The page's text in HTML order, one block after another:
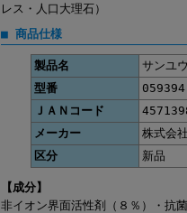
レス・人口大理石）
■ 商品仕様
製品名
サンユ
型番
059394
ＪＡＮコード
メーカー
株式会
区分
新品
【成分】
非イオン界面活性剤（８％）・抗